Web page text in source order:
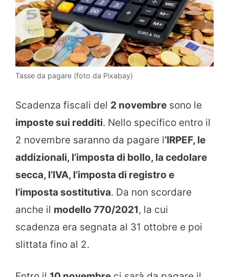
Tasse da pagare (foto da Pixabay)
Scadenza fiscali del 2 novembre sono le
imposte sui redditi. Nello specifico entro il
2 novembre saranno da pagare l’IRPEF, le
addizionali, l’imposta di bollo, la cedolare
secca, l’IVA, l’imposta di registro e
l’imposta sostitutiva. Da non scordare
anche il modello 770/2021, la cui
scadenza era segnata al 31 ottobre e poi
slittata fino al 2.